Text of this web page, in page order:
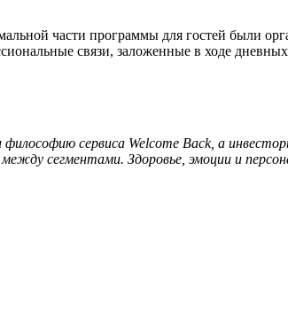
части программы для гостей были
связи, заложенные в ходе дневных
сервиса Welcome Back, а
сегментами. Здоровье, эмоции и